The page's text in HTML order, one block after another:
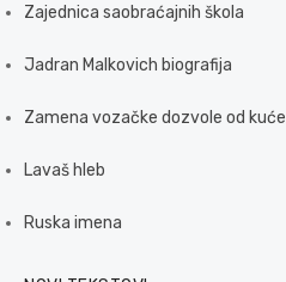
Zajednica saobraćajnih škola
Jadran Malkovich biografija
Zamena vozačke dozvole od kuće
Lavaš hleb
Ruska imena